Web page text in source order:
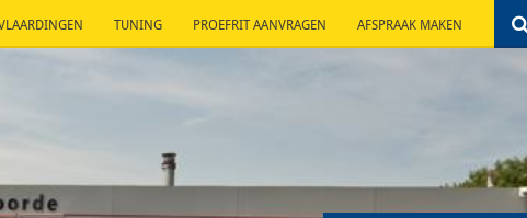
TUNING PROEFRIT AANVRAGEN AFSPRAAK MAKEN